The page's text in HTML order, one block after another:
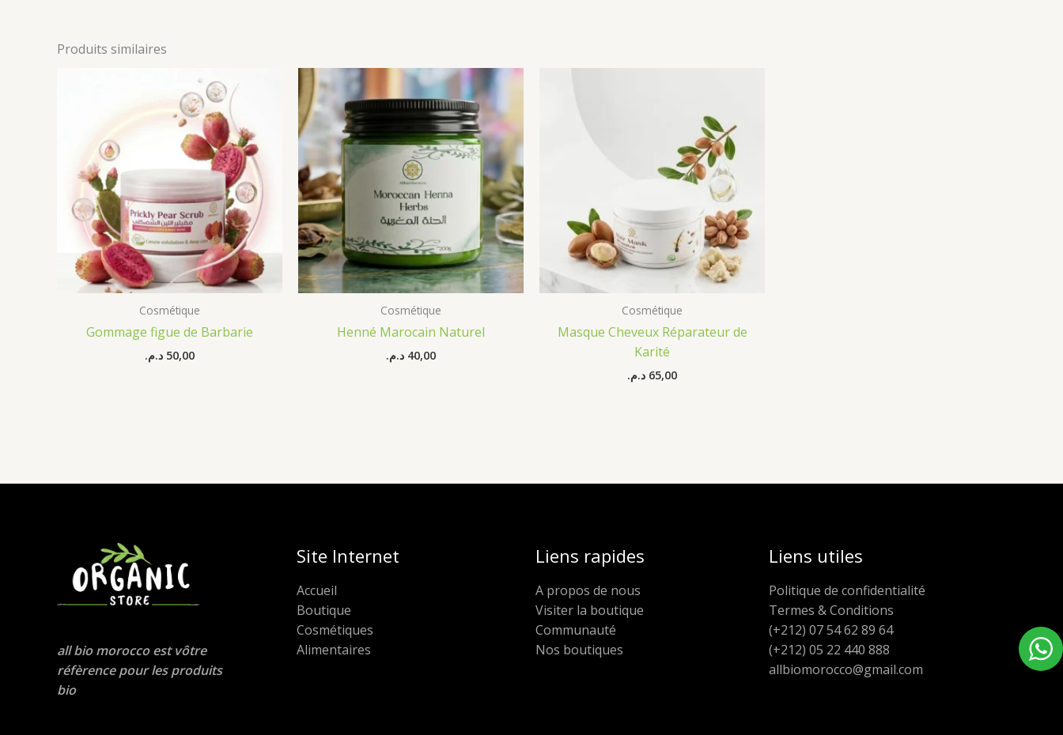
Produits similaires
Cosmétique
Gommage figue de Barbarie
50,00 د.م.
Cosmétique
Henné Marocain Naturel
40,00 د.م.
Cosmétique
Masque Cheveux Réparateur de
Karité
65,00 د.م.
all bio morocco est vôtre
réfèrence pour les produits
bio
Site Internet
Accueil
Boutique
Cosmétiques
Alimentaires
Liens rapides
A propos de nous
Visiter la boutique
Communauté
Nos boutiques
Liens utiles
Politique de confidentialité
Termes & Conditions
(+212) 07 54 62 89 64
(+212) 05 22 440 888
allbiomorocco@gmail.com